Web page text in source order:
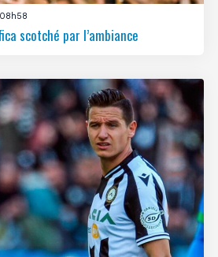
scotché par l’ambiance